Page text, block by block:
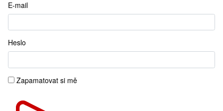
E-mail
Heslo
Zapamatovat si mě